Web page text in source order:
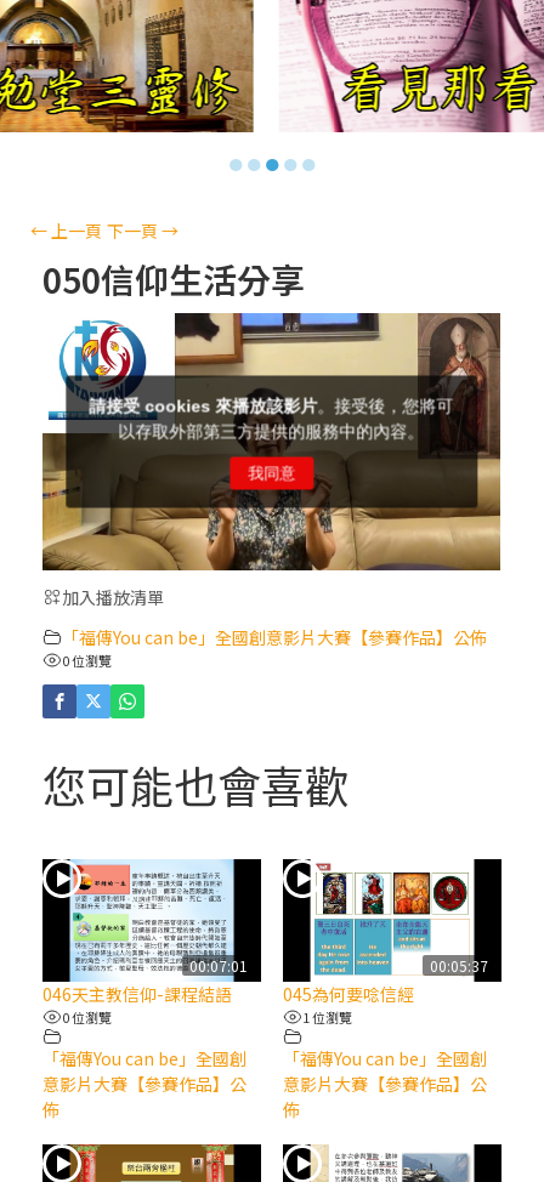
【信仰之旅】第十四集：「天主十誡(下)」
—金毓瑋 神父
【信仰之旅】第十三集：「天主十誡(上)」
—金毓瑋 神父
【信仰之旅】第十二集：「聖母、聖人」—
高樂祈 修女
【信仰之旅】第十一集：「教 會」(推廣片)
【信仰之旅】第十一集：「教 會」—林必能
神父
【信仰之旅】第十集：「逾越奧蹟」— 錢玲
珠老師
(5)黃敏正主教帶你做「四旬期避靜」—【逾
越的智慧】：完美的喜樂
人相遇
(2)黃敏正主教帶你做「四旬期避靜」—【逾
越的智慧】：七項齋戒的意義與益處
【信仰之旅】第九集：「如果你的痛苦比快
樂多」—歐義明神父 / 應芝莉老師
(1)黃敏正主教帶你做「四旬期避靜」—【逾
越的智慧】：聖方濟的靈修，「不占為己
有」
●●●●●
← 上一頁 下一頁→
050信仰生活分享
加入播放清單
「福傳You can be」全國創意影片大賽【參賽作品】公佈
0 位瀏覽
您可能也會喜歡
00:07:01
046天主教信仰-課程結語
0 位瀏覽
「福傳You can be」全國創
意影片大賽【參賽作品】公
佈
00:05:37
045為何要唸信經
1 位瀏覽
「福傳You can be」全國創
意影片大賽【參賽作品】公
佈